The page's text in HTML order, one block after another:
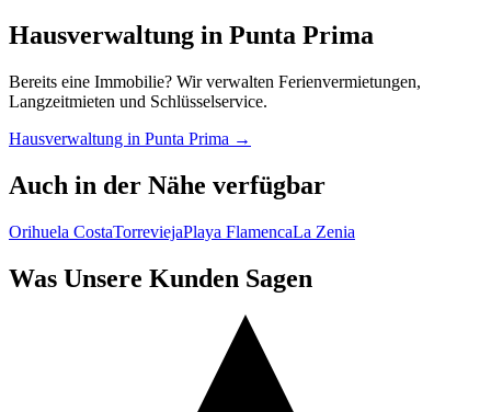
Hausverwaltung in Punta Prima
Bereits eine Immobilie? Wir verwalten Ferienvermietungen,
Langzeitmieten und Schlüsselservice.
Hausverwaltung in Punta Prima →
Auch in der Nähe verfügbar
Orihuela CostaTorreviejaPlaya FlamencaLa Zenia
Was Unsere Kunden Sagen